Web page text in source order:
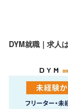
DYM就職｜求人